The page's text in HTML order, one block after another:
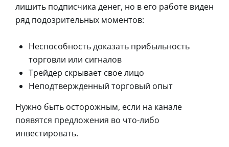
лишить подписчика денег, но в его работе виден
ряд подозрительных моментов:
Неспособность доказать прибыльность
торговли или сигналов
Трейдер скрывает свое лицо
Неподтвержденный торговый опыт
Нужно быть осторожным, если на канале
появятся предложения во что-либо
инвестировать.